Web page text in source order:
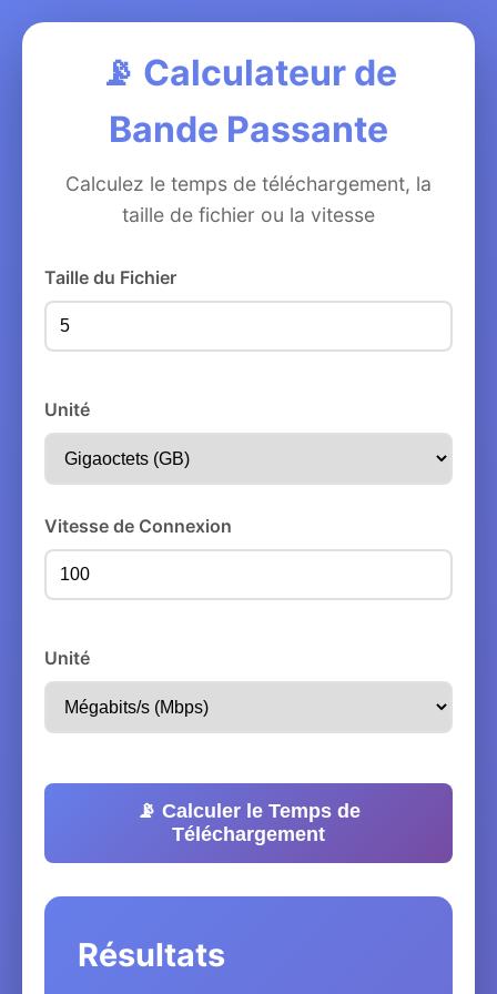
📡 Calculateur de
Bande Passante
Calculez le temps de téléchargement, la
taille de fichier ou la vitesse
Taille du Fichier
Unité
Vitesse de Connexion
Unité
📡 Calculer le Temps de
Téléchargement
Résultats